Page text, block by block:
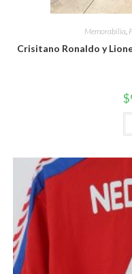
Memorabilia
Crisitano Ronaldo y
$